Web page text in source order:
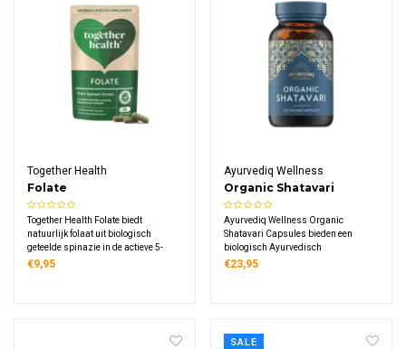
Together Health
Folate
Together Health Folate biedt
natuurlijk folaat uit biologisch
geteelde spinazie in de actieve 5-
MTHF vorm die direct door het
€9,95
Ayurvediq Wellness
Organic Shatavari
Capsules
Ayurvediq Wellness Organic
Shatavari Capsules bieden een
biologisch Ayurvedisch
kruidensupplement met 400 mg
€23,95
SALE